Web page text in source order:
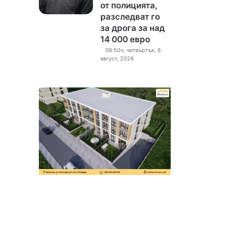
от полицията,
разследват го
за дрога за над
14 000 евро
08:50ч, четвъртък, 6
август, 2026